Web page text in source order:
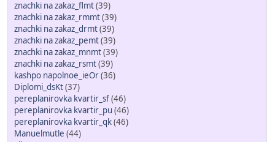
znachki na zakaz_flmt(39)
znachki na zakaz_rmmt(39)
znachki na zakaz_drmt(39)
znachki na zakaz_pemt(39)
znachki na zakaz_mnmt(39)
znachki na zakaz_rsmt(39)
kashpo napolnoe_ieOr(36)
Diplomi_dsKt(37)
pereplanirovka kvartir_sf(46)
pereplanirovka kvartir_pu (46)
pereplanirovka kvartir_qk(46)
Manuelmutle (44)